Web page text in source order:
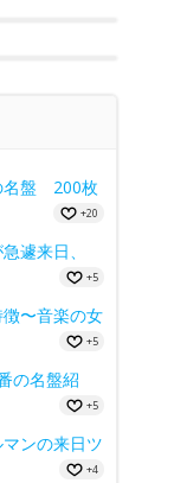
名盤 200枚
+20
遽来日、
+5
〜音楽の女
+5
の名盤紹
+5
ンの来日ツ
+4